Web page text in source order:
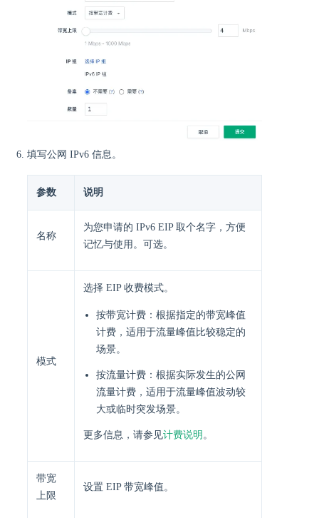
填写公网 IPv6 信息。
参数 说明
名称
为您申请的 IPv6 EIP 取个名字，方便
记忆与使用。可选。
模式
选择 EIP 收费模式。
按带宽计费：根据指定的带宽峰值
计费，适用于流量峰值比较稳定的
场景。
按流量计费：根据实际发生的公网
流量计费，适用于流量峰值波动较
大或临时突发场景。
更多信息，请参见计费说明 。
带宽
上限
设置 EIP 带宽峰值。